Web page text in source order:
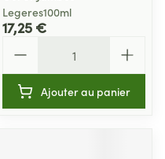
Legeres100ml
17,25 €
Ajouter au panier